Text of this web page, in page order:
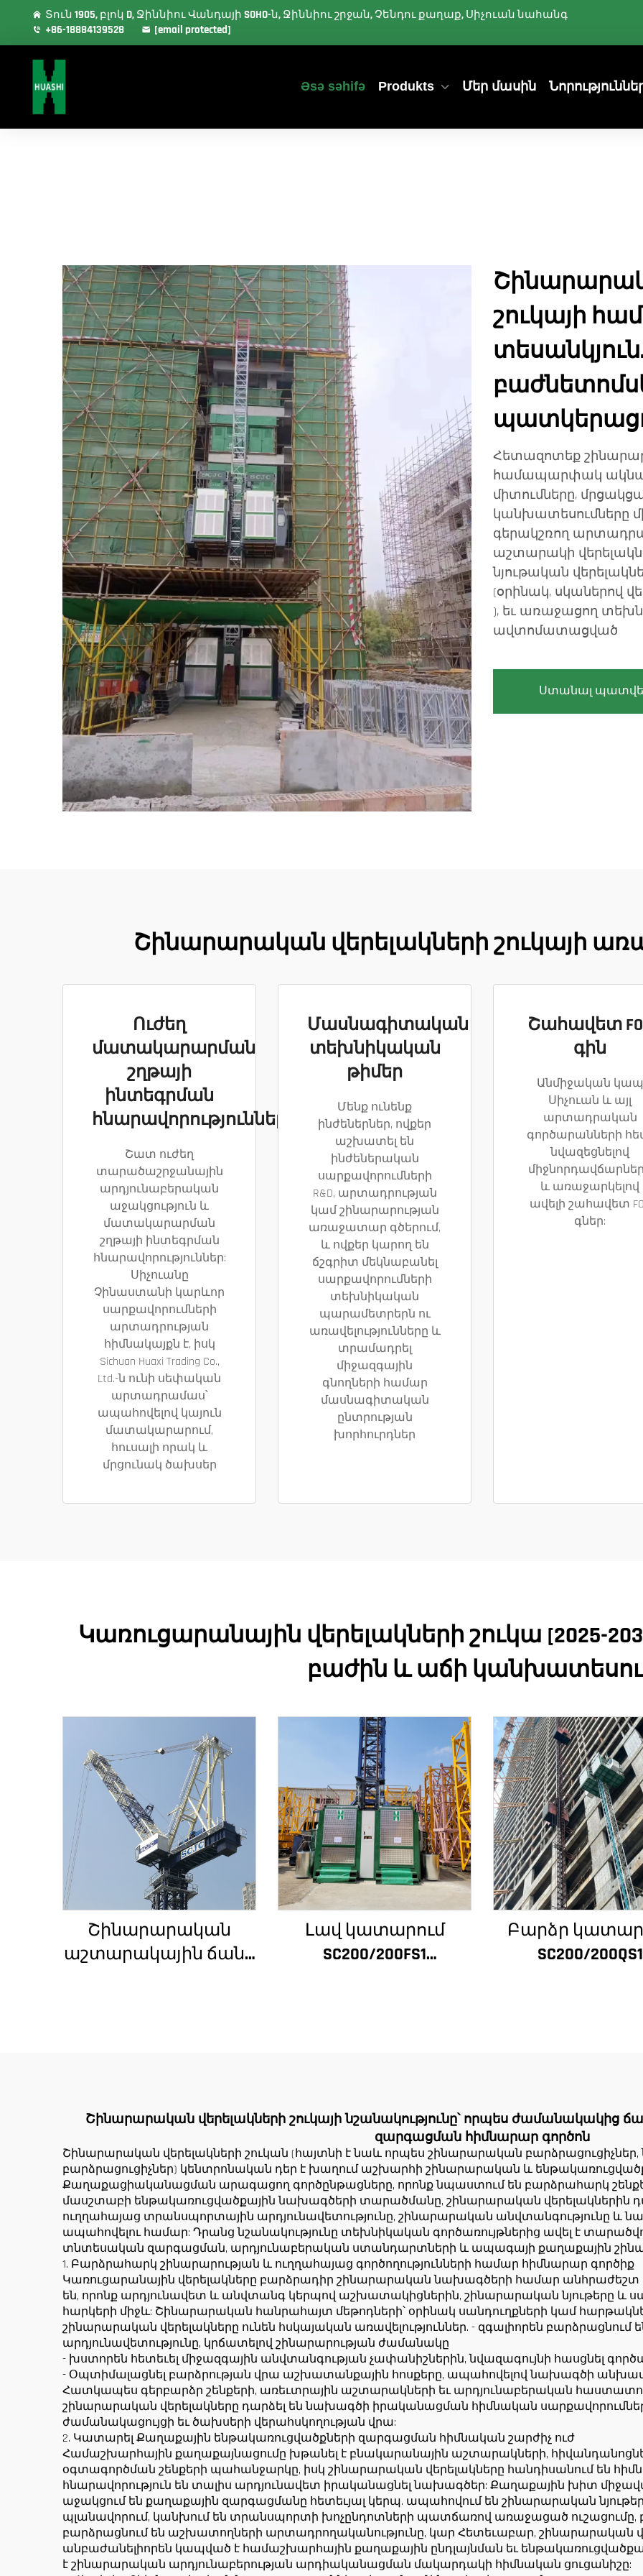
Տուն 1905, բլոկ D, Ջիննիու Վանդայի SOHO-ն, Ջիննիու շրջան, Չենդու քաղաք, Սիչուան նահանգ
+86-18884139528
[email protected]
Əsə səhifə Produkts Մեր մասին
շուկայի
Հետազոտեք
համապարփակ
միտումները,
կանխատեսումները
գերակշռող
աշտարակի
նյութական
(օրինակ, սկաներով
), եւ առաջացող
ավտոմատացված
Ստանալ
Շինարարական վերելակների շուկայի
Ուժեղ
մատակարարման
շղթայի
ինտեգրման
հնարավորություններ
Շատ ուժեղ
տարածաշրջանային
արդյունաբերական
աջակցություն և
մատակարարման
շղթայի ինտեգրման
հնարավորություններ:
Սիչուանը
Չինաստանի կարևոր
սարքավորումների
արտադրության
հիմնակայքն է, իսկ
Sichuan Huaxi Trading Co.,
Ltd.-ն ունի սեփական
արտադրամաս՝
ապահովելով կայուն
մատակարարում,
հուսալի որակ և
մրցունակ ծախսեր
Մասնագիտական
տեխնիկական
թիմեր
Մենք ունենք
ինժեներներ, ովքեր
աշխատել են
ինժեներական
սարքավորումների
R&D, արտադրության
կամ շինարարության
առաջատար գծերում,
և ովքեր կարող են
ճշգրիտ մեկնաբանել
սարքավորումների
տեխնիկական
պարամետրերն ու
առավելությունները և
տրամադրել
միջազգային
գնողների համար
մասնագիտական
ընտրության
խորհուրդներ
Շահավետ
գին
Անմիջական կապ
Սիչուան և այլ
արտադրական
գործարանների
նվազեցնելով
և առաջարկելով
ավելի շահավետ
գներ:
Կառուցարանային վերելակների շուկա [2025-
բաժին և աճի
Շինարարական
աշտարակային ճանկ
աստիճանավոր
ստորին մաս
Լավ կատարում
SC200/200FS1
Բարձր
SC200/200QS1
Շինարարական վերելակների շուկայի նշանակությունը՝ որպես
զարգացման հիմնարար գործոն
Շինարարական վերելակների շուկան (հայտնի է նաև որպես շինարարական բարձրացուցիչներ,
բարձրացուցիչներ) կենտրոնական դեր է խաղում աշխարհի շինարարական և
Քաղաքացիականացման արագացող գործընթացները, որոնք նպաստում են բարձրահարկ
մասշտաբի ենթակառուցվածքային նախագծերի տարածմանը, շինարարական վերելակներին
ուղղահայաց տրանսպորտային արդյունավետությունը, շինարարական անվտանգությունը և
ապահովելու համար: Դրանց նշանակությունը տեխնիկական գործառույթներից ավել է
տնտեսական զարգացման, արդյունաբերական ստանդարտների և ապագայի քաղաքային
1. Բարձրահարկ շինարարության և ուղղահայաց գործողությունների համար հիմնարար գործիք
Կառուցարանային վերելակները բարձրադիր շինարարական նախագծերի համար անհրաժեշտ
են, որոնք արդյունավետ և անվտանգ կերպով աշխատակիցներին, շինարարական նյութերը և
հարկերի միջև: Շինարարական հանրահայտ մեթոդների՝ օրինակ սանդուղքների կամ
շինարարական վերելակները ունեն հսկայական առավելություններ. - զգալիորեն
արդյունավետությունը, կրճատելով շինարարության ժամանակը
- խստորեն հետեւել միջազգային անվտանգության չափանիշներին, նվազագույնի հասցնել
- Օպտիմալացնել բարձրության վրա աշխատանքային հոսքերը, ապահովելով նախագծի
Հատկապես գերբարձր շենքերի, առեւտրային աշտարակների եւ արդյունաբերական
շինարարական վերելակները դարձել են նախագծի իրականացման հիմնական
ժամանակացույցի եւ ծախսերի վերահսկողության վրա:
2. Կատարել Քաղաքային ենթակառուցվածքների զարգացման հիմնական շարժիչ ուժ
Համաշխարհային քաղաքայնացումը խթանել է բնակարանային աշտարակների,
օգտագործման շենքերի պահանջարկը, իսկ շինարարական վերելակները հանդիսանում են
հնարավորություն են տալիս արդյունավետ իրականացնել նախագծեր: Քաղաքային խիտ
աջակցում են քաղաքային զարգացմանը հետեւյալ կերպ. ապահովում են շինարարական
պլանավորում, կանխում են տրանսպորտի խոչընդոտների պատճառով առաջացած ուշացումը,
բարձրացնում են աշխատողների արտադրողականությունը, կար Հետեւաբար, շինարարական
անբաժանելիորեն կապված է համաշխարհային քաղաքային ընդլայնման եւ
է շինարարական արդյունաբերության արդիականացման մակարդակի հիմնական ցուցանիշը: